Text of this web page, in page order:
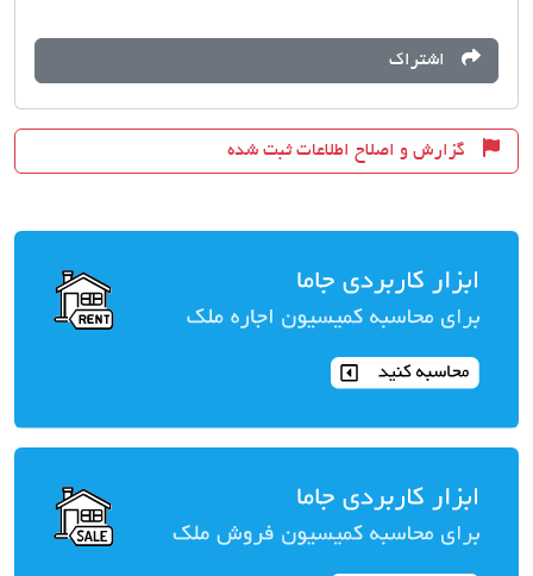
اشتراک
گزارش و اصلاح اطلاعات ثبت شده